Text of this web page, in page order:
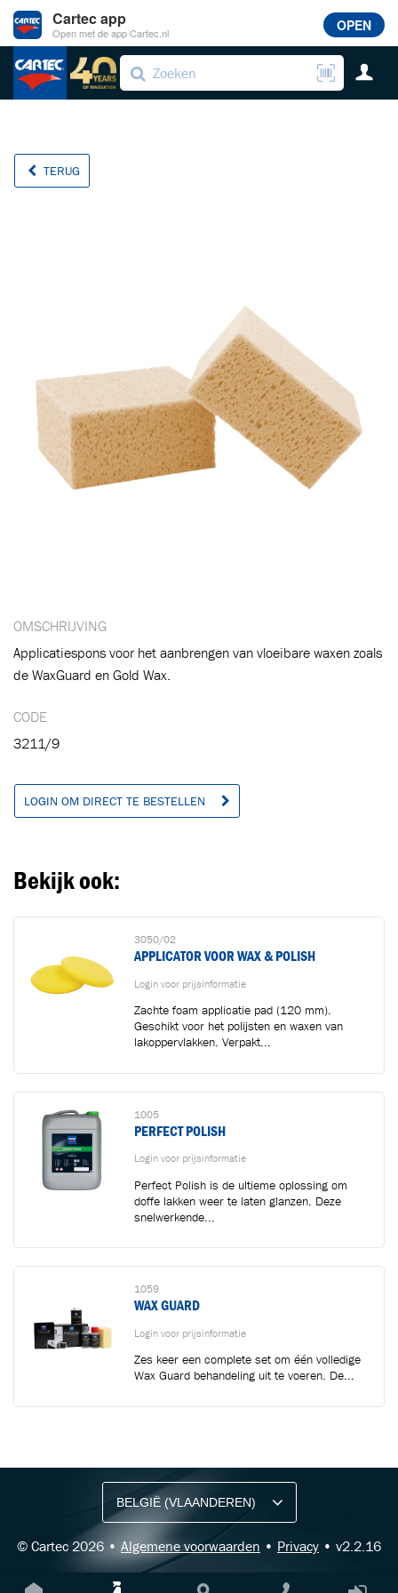
TERUG
OMSCHRIJVING
Applicatiespons voor het aanbrengen van vloeibare waxen zoals
de WaxGuard en Gold Wax.
CODE
3211/9
LOGIN OM DIRECT TE BESTELLEN
Bekijk ook:
3050/02
APPLICATOR VOOR WAX & POLISH
Login voor prijsinformatie
Zachte foam applicatie pad (120 mm).
Geschikt voor het polijsten en waxen van
lakoppervlakken. Verpakt...
1005
PERFECT POLISH
Login voor prijsinformatie
Perfect Polish is de ultieme oplossing om
doffe lakken weer te laten glanzen. Deze
snelwerkende...
1059
WAX GUARD
Login voor prijsinformatie
Zes keer een complete set om één volledige
Wax Guard behandeling uit te voeren. De...
© Cartec 2026 • Algemene voorwaarden • Privacy • v2.2.16
Toegevoegd aan winkelwagen
VERDER WINKELEN Ga naar winkelwagen
Ontvang vakgerelateerde tips,
aanbiedingen en productupdates van Cartec.
Cartec app
Open met de app Cartec.nl OPEN